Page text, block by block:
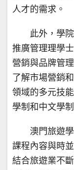
人才的需求。
此外，學
推廣管理理學
營銷與品牌管
了解市場營銷
領域的多元技
學制和中文學
澳門旅遊
課程內容與時
結合旅遊業不